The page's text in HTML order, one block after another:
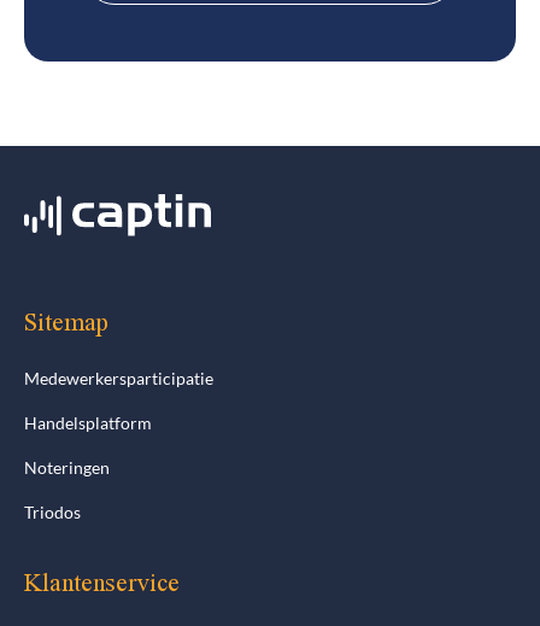
medewerkersparticipatie
Meer over
Sitemap
Medewerkersparticipatie
Handelsplatform
Noteringen
Triodos
Klantenservice